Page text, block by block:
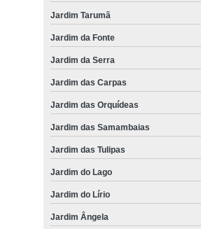
Jardim Tarumã
Jardim da Fonte
Jardim da Serra
Jardim das Carpas
Jardim das Orquídeas
Jardim das Samambaias
Jardim das Tulipas
Jardim do Lago
Jardim do Lírio
Jardim Ângela